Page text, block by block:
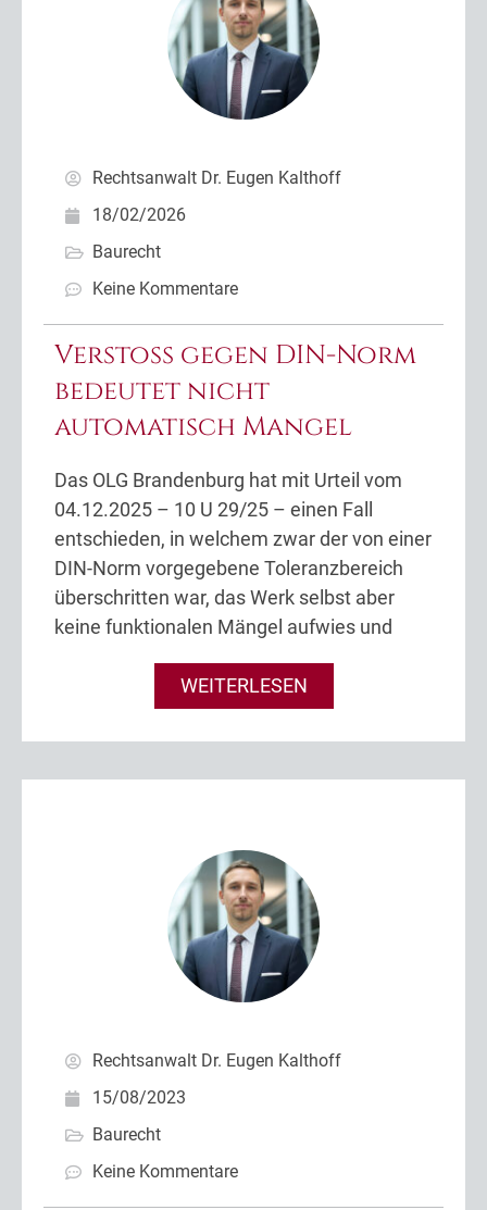
Rechtsanwalt Dr. Eugen Kalthoff
18/02/2026
Baurecht
Keine Kommentare
Verstoß gegen DIN-Norm
bedeutet nicht
automatisch Mangel
Das OLG Brandenburg hat mit Urteil vom
04.12.2025 – 10 U 29/25 – einen Fall
entschieden, in welchem zwar der von einer
DIN-Norm vorgegebene Toleranzbereich
überschritten war, das Werk selbst aber
keine funktionalen Mängel aufwies und
WEITERLESEN
Rechtsanwalt Dr. Eugen Kalthoff
15/08/2023
Baurecht
Keine Kommentare